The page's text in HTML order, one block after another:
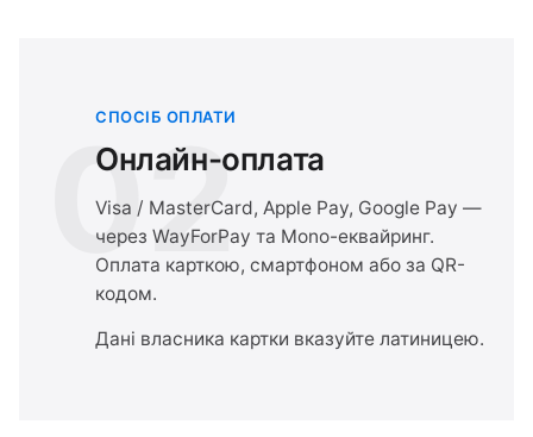
02
СПОСІБ ОПЛАТИ
Онлайн-оплата
Visa / MasterCard, Apple Pay, Google Pay —
через WayForPay та Mono-еквайринг.
Оплата карткою, смартфоном або за QR-
кодом.
Дані власника картки вказуйте латиницею.